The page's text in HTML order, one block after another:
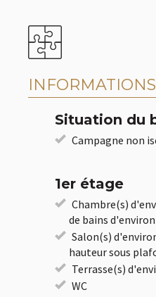
Situation du
Campagne non
1er étage
Chambre(s)
de bains d'environ
Salon(s)
hauteur sous
Terrasse(s)
WC